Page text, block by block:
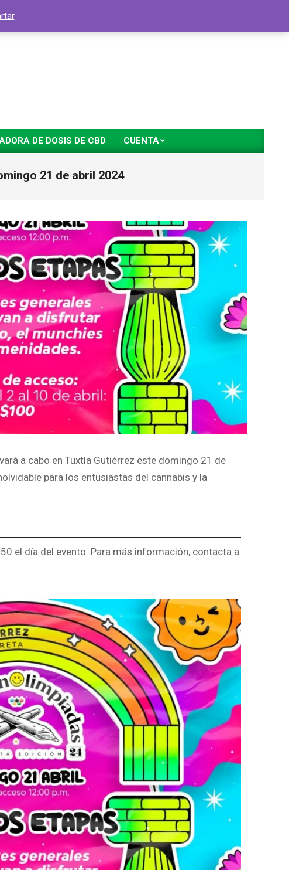
DE DOSIS DE CBD CUENTA
21 de abril 2024
a cabo en Tuxtla Gutiérrez este domingo 21 de
para los entusiastas del cannabis y la
el día del evento. Para más información, contacta a